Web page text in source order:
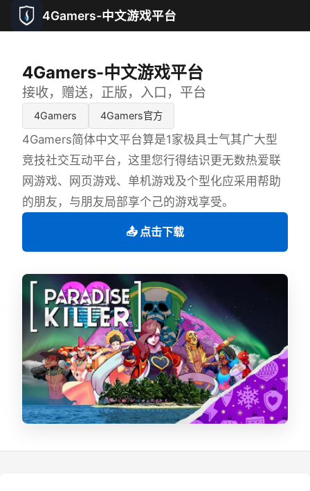
4Gamers-中文游戏平台
4Gamers-中文游戏平台
接收，赠送，正版，入口，平台
4Gamers 4Gamers官方
4Gamers简体中文平台算是1家极具士气其广大型
竞技社交互动平台，这里您行得结识更无数热爱联
网游戏、网页游戏、单机游戏及个型化应采用帮助
的朋友，与朋友局部享个己的游戏享受。
📤 点击下载